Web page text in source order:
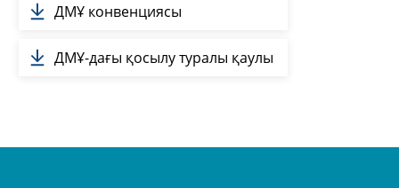
ДМҰ конвенциясы
ДМҰ-дағы қосылу туралы қаулы